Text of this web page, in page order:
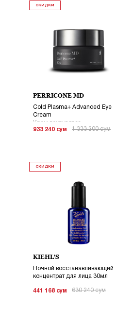
СКИДКИ
PERRICONE MD
Cold Plasma+ Advanced Eye
Cream
Крем вокруг глаз
933 240 сум 1 333 200сум
СКИДКИ
KIEHL'S
Ночной восстанавливающий
концентрат для лица 30мл
441 168 сум 630 240сум